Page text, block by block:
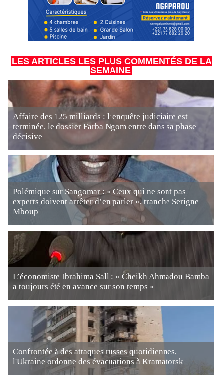
LES ARTICLES LES PLUS COMMENTÉS DE LA
SEMAINE
Affaire des 125 milliards : l’enquête judiciaire est
terminée, le dossier Farba Ngom entre dans sa phase
décisive
Polémique sur Sangomar : « Ceux qui ne sont pas
experts doivent arrêter d’en parler », tranche Serigne
Mboup
L’économiste Ibrahima Sall : « Cheikh Ahmadou Bamba
a toujours été en avance sur son temps »
Confrontée à des attaques russes quotidiennes,
l'Ukraine ordonne des évacuations à Kramatorsk